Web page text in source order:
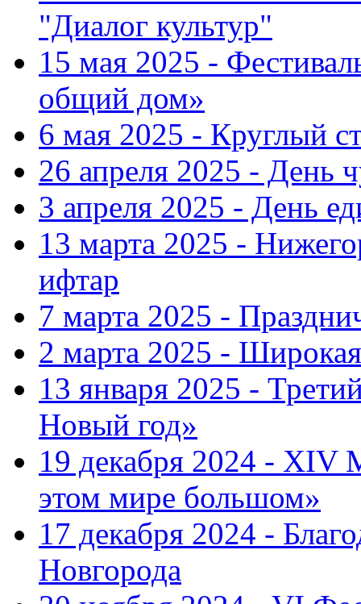
"Диалог культур"
15 мая 2025 -
общий дом»
6 мая 2025 - Круглый
26 апреля 2025 - День
3 апреля 2025 - День
13 марта 2025 -
ифтар
7 марта 2025 -
2 марта 2025 -
13 января 2025 -
Новый год»
19 декабря 2024 - XIV
этом мире большом»
17 декабря 2024 -
Новгорода